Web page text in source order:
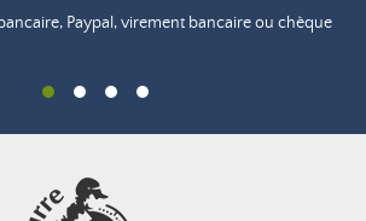
Paypal, virement bancaire ou chèque